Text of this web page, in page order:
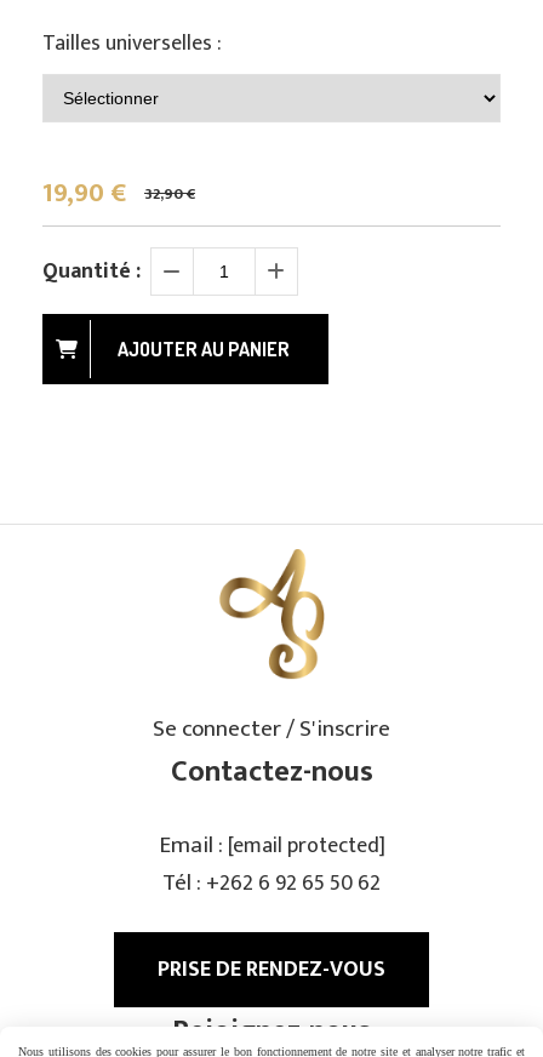
Tailles universelles :
19,90€ 32,90 €
Quantité :
AJOUTER AU PANIER
Se connecter / S'inscrire
Contactez-nous
Email : [email protected]
Tél : +262 6 92 65 50 62
PRISE DE RENDEZ-VOUS
Rejoignez-nous
Nous utilisons des cookies pour assurer le bon fonctionnement de notre site et analyser notre trafic et